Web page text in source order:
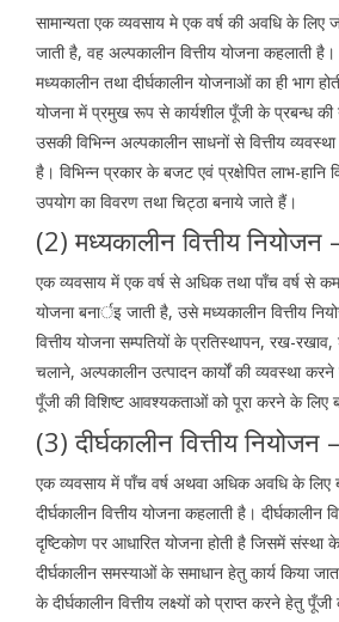
सामान्यता एक व्यवसाय मे एक वर्ष की अवधि के लिए
जाती है, वह अल्पकालीन वित्तीय योजना कहलाती है।
मध्यकालीन तथा दीर्घकालीन योजनाओं का ही भाग
योजना में प्रमुख रूप से कार्यशील पूँजी के प्रबन्ध की
उसकी विभिन्न अल्पकालीन साधनों से वित्तीय
है। विभिन्न प्रकार के बजट एवं प्रक्षेपित लाभ-हानि
उपयोग का विवरण तथा चिट्ठा बनाये जाते हैं।
(2) मध्यकालीन वित्तीय नियोजन
एक व्यवसाय में एक वर्ष से अधिक तथा पाँच वर्ष से
योजना बनार्इ जाती है, उसे मध्यकालीन वित्तीय
वित्तीय योजना सम्पतियों के प्रतिस्थापन, रख-रखाव,
चलाने, अल्पकालीन उत्पादन कार्यों की व्यवस्था
पूँजी की विशिष्ट आवश्यकताओं को पूरा करने के लिए
(3) दीर्घकालीन वित्तीय नियोजन –
एक व्यवसाय में पाँच वर्ष अथवा अधिक अवधि के लिए
दीर्घकालीन वित्तीय योजना कहलाती है। दीर्घकालीन
दृष्टिकोण पर आधारित योजना होती है जिसमें संस्था
दीर्घकालीन समस्याओं के समाधान हेतु कार्य किया
के दीर्घकालीन वित्तीय लक्ष्यों को प्राप्त करने हेतु